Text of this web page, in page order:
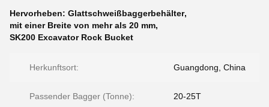
Hervorheben: Glattschweißbaggerbehälter,
mit einer Breite von mehr als 20 mm,
SK200 Excavator Rock Bucket
Herkunftsort: Guangdong, China
Passender Bagger (Tonne): 20-25T